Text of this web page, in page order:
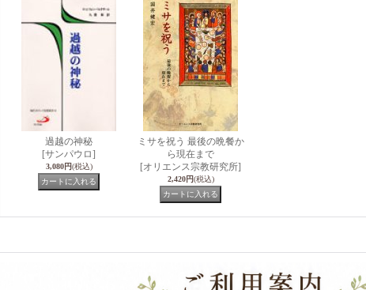
過越の神秘
[サンパウロ]
3,080円(税込)
ミサを祝う 最後の晩餐か
ら現在まで
[オリエンス宗教研究所]
2,420円(税込)